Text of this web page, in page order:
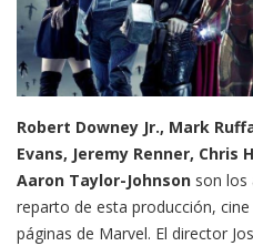
Robert Downey Jr., Mark
Evans, Jeremy Renner, Chris
Aaron Taylor-Johnson son los
reparto de esta producción,
páginas de Marvel. El director